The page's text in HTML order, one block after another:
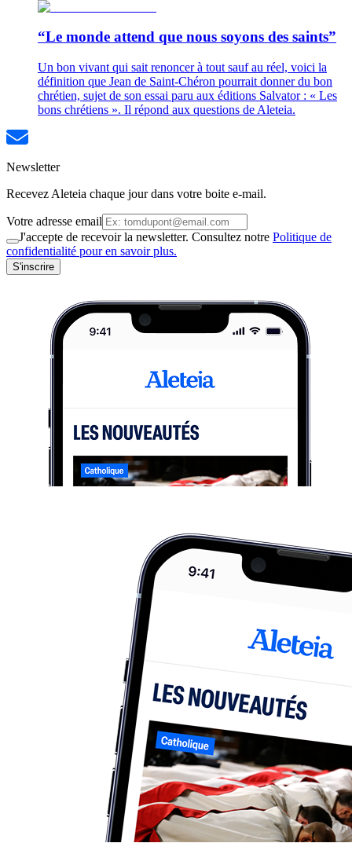
“Le monde attend que nous soyons des saints”
Un bon vivant qui sait renoncer à tout sauf au réel, voici la
définition que Jean de Saint-Chéron pourrait donner du bon
chrétien, sujet de son essai paru aux éditions Salvator : « Les
bons chrétiens ». Il répond aux questions de Aleteia.
Newsletter
Recevez Aleteia chaque jour dans votre boite e-mail.
Votre adresse email
J'accepte de recevoir la newsletter. Consultez notre Politique de
confidentialité pour en savoir plus.
S'inscrire